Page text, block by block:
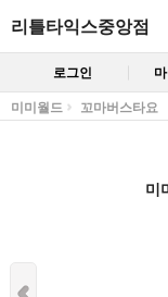
리틀타익스중앙점
로그인
미미월드 꼬마버스타요
미